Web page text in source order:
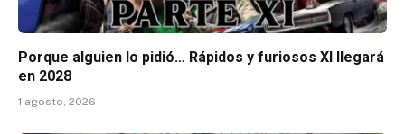
Porque alguien lo pidió… Rápidos y furiosos XI llegará
en 2028
1 agosto, 2026